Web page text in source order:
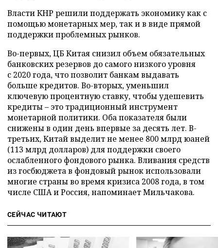
Власти КНР решили поддержать экономику как с
помощью монетарных мер, так и в виде прямой
поддержки проблемных рынков.
Во-первых, ЦБ Китая снизил объем обязательных
банковских резервов до самого низкого уровня
с 2020 года, что позволит банкам выдавать
больше кредитов. Во-вторых, уменьшил
ключевую процентную ставку, чтобы удешевить
кредиты – это традиционный инструмент
монетарной политики. Оба показателя были
снижены в один день впервые за десять лет. В-
третьих, Китай выделит не менее 800 млрд юаней
(113 млрд долларов) для поддержки своего
ослабленного фондового рынка. Вливания средств
из госбюджета в фондовый рынок использовали
многие страны во время кризиса 2008 года, в том
числе США и Россия, напоминает Мильчакова.
СЕЙЧАС ЧИТАЮТ